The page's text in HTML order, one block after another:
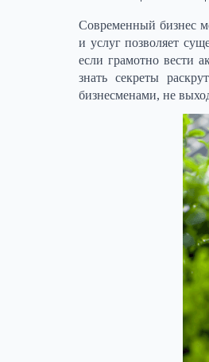
Современный бизнес
и услуг позволяет
если грамотно вести
знать секреты
бизнесменами, не